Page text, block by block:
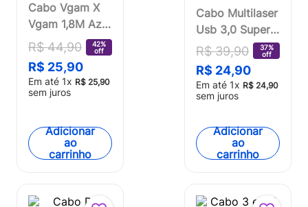
Cabo Vgam X
Vgam 1,8M Azul
Multilaser -
WI208OUT
[Reembalado]
R$ 44,90
42%
off
R$ 25,90
Em até 1x R$ 25,90
sem juros
Adicionar
ao
carrinho
Cabo Multilaser
Usb 3,0 Super
Speed 1,5M -
WI275OUT
[Reembalado]
R$ 39,90
37%
off
R$ 24,90
Em até 1x R$ 24,90
sem juros
Adicionar
ao
carrinho